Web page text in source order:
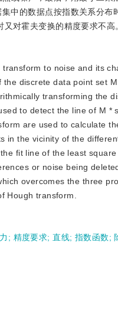
中的数据点按指数关系分
对霍夫变换的精度要求不高
to noise and its
discrete data point set
transforming the
to detect the line of M *
are used to calculate
in the vicinity of the
fit line of the least
or noise being
overcomes the three
Hough transform.
; 精度要求;直线; 指数函数;